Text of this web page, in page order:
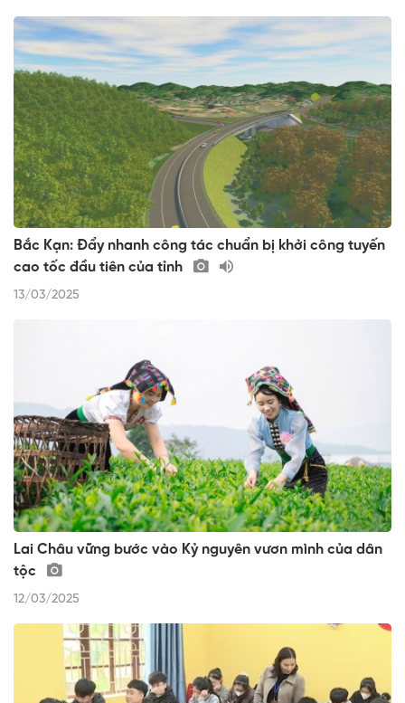
Bắc Kạn: Đẩy nhanh công tác chuẩn bị khởi công tuyến
cao tốc đầu tiên của tỉnh
13/03/2025
Lai Châu vững bước vào Kỷ nguyên vươn mình của dân
tộc
12/03/2025